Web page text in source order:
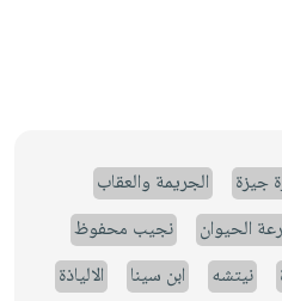
جيزة
الجريمة والعقاب
الحيوان
نجيب محفوظ
نيتشه ابن سينا
الالياذة